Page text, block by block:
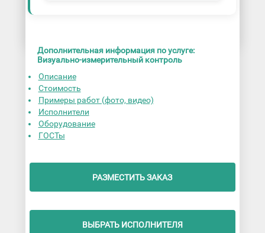
Дополнительная информация по услуге:
Визуально-измерительный контроль
Описание
Стоимость
Примеры работ (фото, видео)
Исполнители
Оборудование
ГОСТы
РАЗМЕСТИТЬ ЗАКАЗ
ВЫБРАТЬ ИСПОЛНИТЕЛЯ